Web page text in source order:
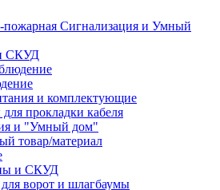
пожарная Сигнализация и Умный
СКУД
и комплектующие
прокладки кабеля
и "Умный дом"
товар/материал
и СКУД
ворот и шлагбаумы